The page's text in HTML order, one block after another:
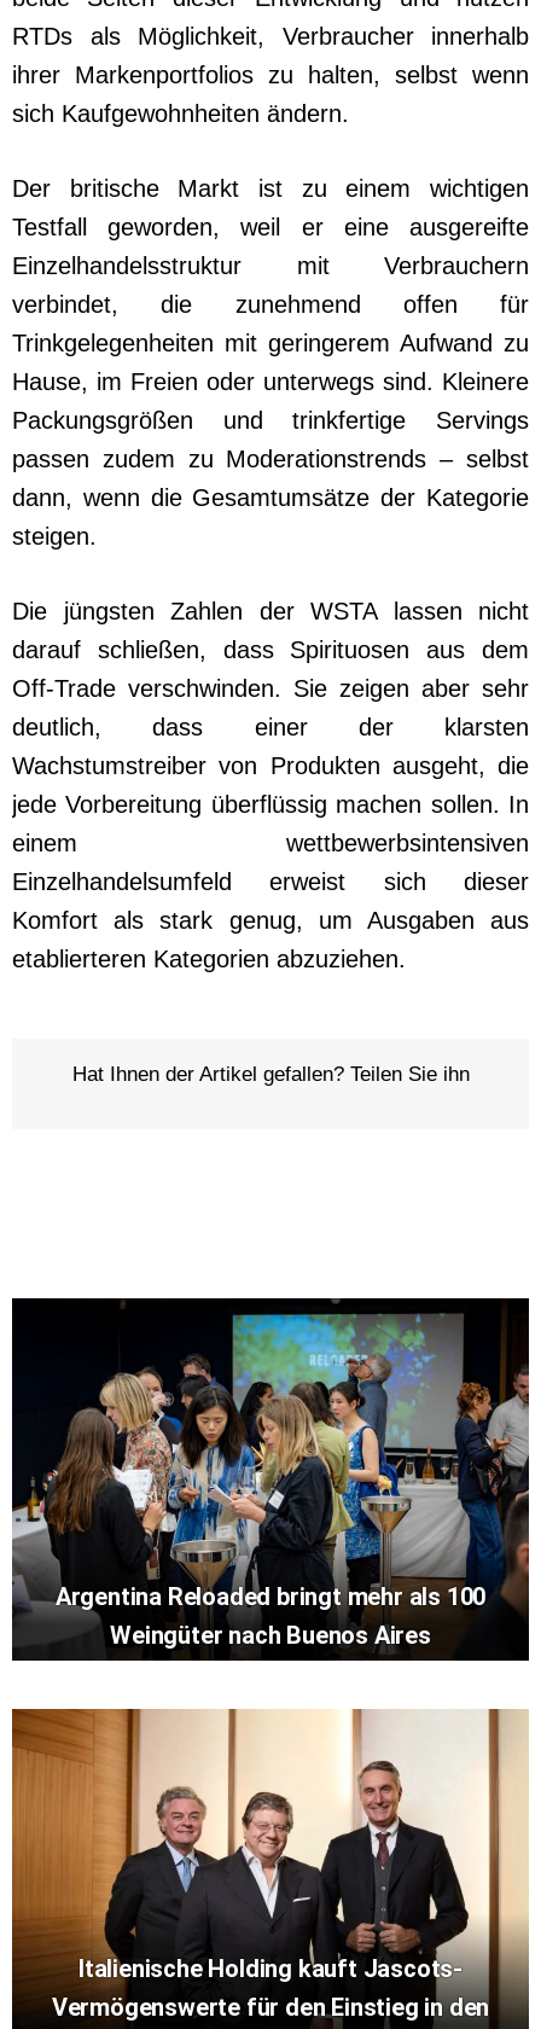
RTDs als Möglichkeit, Verbraucher innerhalb
ihrer Markenportfolios zu halten, selbst wenn
sich Kaufgewohnheiten ändern.
Der britische Markt ist zu einem wichtigen
Testfall geworden, weil er eine ausgereifte
Einzelhandelsstruktur mit Verbrauchern
verbindet, die zunehmend offen für
Trinkgelegenheiten mit geringerem Aufwand zu
Hause, im Freien oder unterwegs sind. Kleinere
Packungsgrößen und trinkfertige Servings
passen zudem zu Moderationstrends – selbst
dann, wenn die Gesamtumsätze der Kategorie
steigen.
Die jüngsten Zahlen der WSTA lassen nicht
darauf schließen, dass Spirituosen aus dem
Off-Trade verschwinden. Sie zeigen aber sehr
deutlich, dass einer der klarsten
Wachstumstreiber von Produkten ausgeht, die
jede Vorbereitung überflüssig machen sollen. In
einem wettbewerbsintensiven
Einzelhandelsumfeld erweist sich dieser
Komfort als stark genug, um Ausgaben aus
etablierteren Kategorien abzuziehen.
Hat Ihnen der Artikel gefallen? Teilen Sie ihn
Argentina Reloaded bringt mehr als 100
Weingüter nach Buenos Aires
Italienische Holding kauft Jascots-
Vermögenswerte für den Einstieg in den